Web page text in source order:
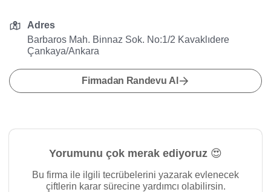
Adres
Barbaros Mah. Binnaz Sok. No:1/2 Kavaklıdere
Çankaya/Ankara
Firmadan Randevu Al
Yorumunu çok merak ediyoruz 😍
Bu firma ile ilgili tecrübelerini yazarak evlenecek
çiftlerin karar sürecine yardımcı olabilirsin.